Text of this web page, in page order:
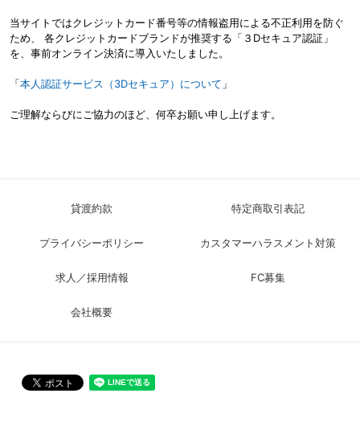
当サイトではクレジットカード番号等の情報盗用による不正利用を防ぐ
ため、 各クレジットカードブランドが推奨する「３Dセキュア認証」
を、事前オンライン決済に導入いたしました。
「本人認証サービス（3Dセキュア）について 」
ご理解ならびにご協力のほど、何卒お願い申し上げます。
貸渡約款 特定商取引表記
プライバシーポリシー カスタマーハラスメント対策
求人／採用情報 FC募集
会社概要